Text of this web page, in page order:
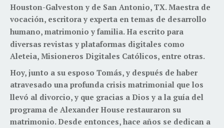
Houston-Galveston y de San Antonio, TX. Maestra de
vocación, escritora y experta en temas de desarrollo
humano, matrimonio y familia. Ha escrito para
diversas revistas y plataformas digitales como
Aleteia, Misioneros Digitales Católicos, entre otras.
Hoy, junto a su esposo Tomás, y después de haber
atravesado una profunda crisis matrimonial que los
llevó al divorcio, y que gracias a Dios y a la guía del
programa de Alexander House restauraron su
matrimonio. Desde entonces, hace años se dedican a